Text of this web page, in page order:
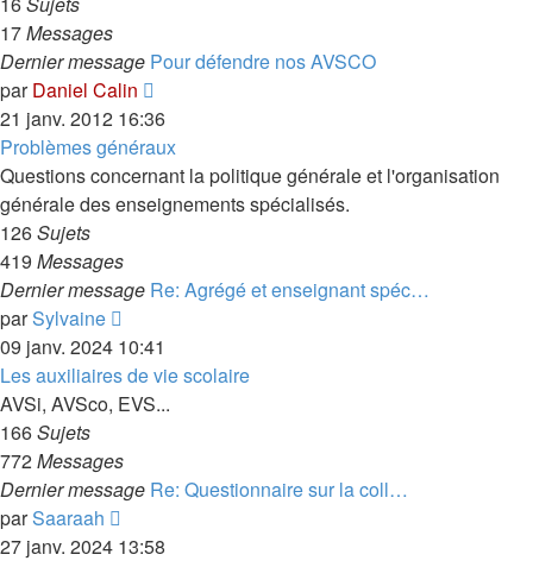
17Messages
Dernier message Pour défendre nos AVSCO
parDaniel Calin
le
dernier
message
21 janv. 2012 16:36
Problèmes généraux
Questions concernant la politique générale et l'organisation
générale des enseignements spécialisés.
126Sujets
419 Messages
Dernier message Re: Agrégé et enseignant spéc…
parSylvaine
le
dernier
message
09 janv. 2024 10:41
Les auxiliaires de vie scolaire
AVSi, AVSco, EVS...
166Sujets
772Messages
Dernier message Re: Questionnaire sur la coll…
parSaaraah
le
27 janv. 2024 13:58